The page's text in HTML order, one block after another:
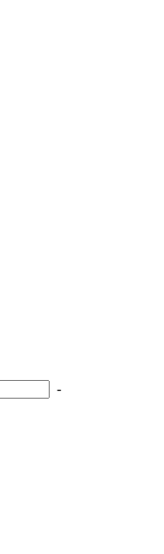
-